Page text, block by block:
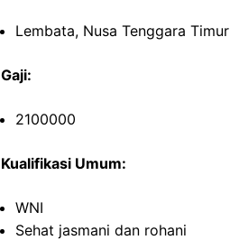
Lembata, Nusa Tenggara Timur
Gaji:
2100000
Kualifikasi Umum:
WNI
Sehat jasmani dan rohani